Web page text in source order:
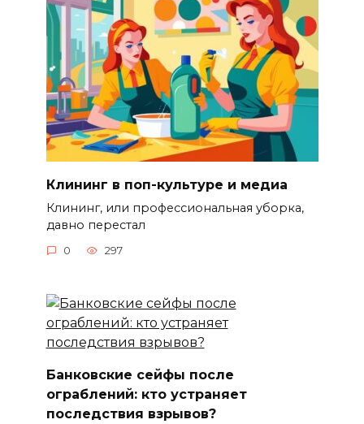
Клининг в поп-культуре и медиа
Клининг, или профессиональная уборка,
давно перестал
0 297
Банковские сейфы после
ограблений: кто устраняет
последствия взрывов?